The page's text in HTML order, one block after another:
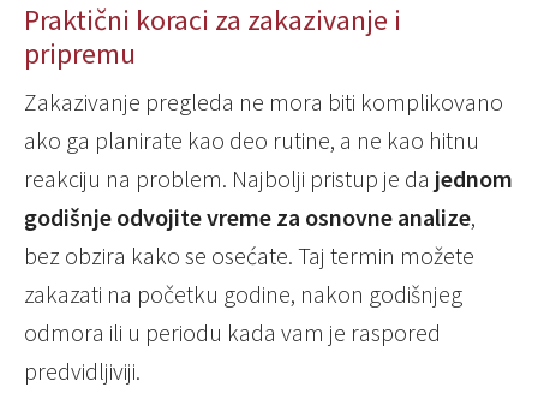
Praktični koraci za zakazivanje i
pripremu
Zakazivanje pregleda ne mora biti komplikovano
ako ga planirate kao deo rutine, a ne kao hitnu
reakciju na problem. Najbolji pristup je da jednom
godišnje odvojite vreme za osnovne analize,
bez obzira kako se osećate. Taj termin možete
zakazati na početku godine, nakon godišnjeg
odmora ili u periodu kada vam je raspored
predvidljiviji.